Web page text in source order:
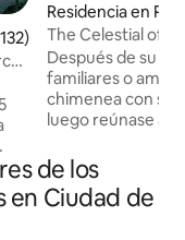
promedio: 4.99 de
Residencia en
The Celestial of
bosque
Después de su
familiares o
chimenea con su
luego reúnase
Algunos no serán
gran baño
pantalla grande y
de los
en Ciudad de